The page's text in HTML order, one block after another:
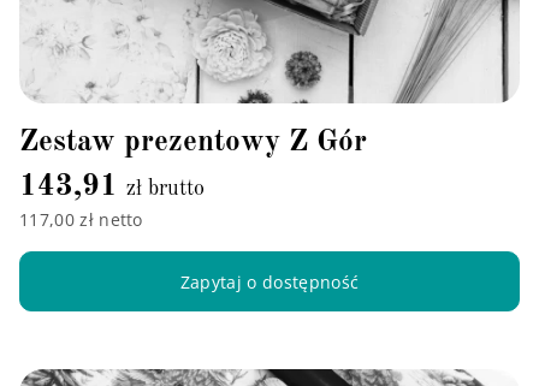
Zestaw prezentowy Z Gór
143,91 zł brutto
117,00 zł netto
Zapytaj o dostępność